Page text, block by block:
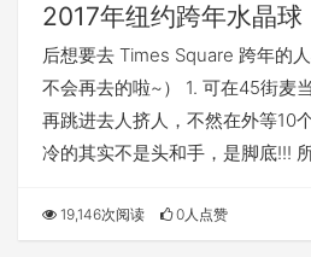
2017年纽约跨年水晶球
分享
后想要去 Times Square 跨年的
不会再去的啦~） 1. 可在45街麦
再跳进去人挤人，不然在外等10
冷的其实不是头和手，是脚底!!!
19,146次阅读 0人点赞